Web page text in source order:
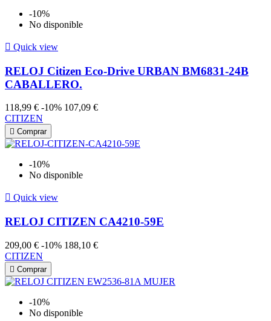
-10%
No disponible
 Quick view
RELOJ Citizen Eco-Drive URBAN BM6831-24B
CABALLERO.
118,99 € -10% 107,09 €
CITIZEN
 Comprar
-10%
No disponible
 Quick view
RELOJ CITIZEN CA4210-59E
209,00 € -10% 188,10 €
CITIZEN
 Comprar
-10%
No disponible